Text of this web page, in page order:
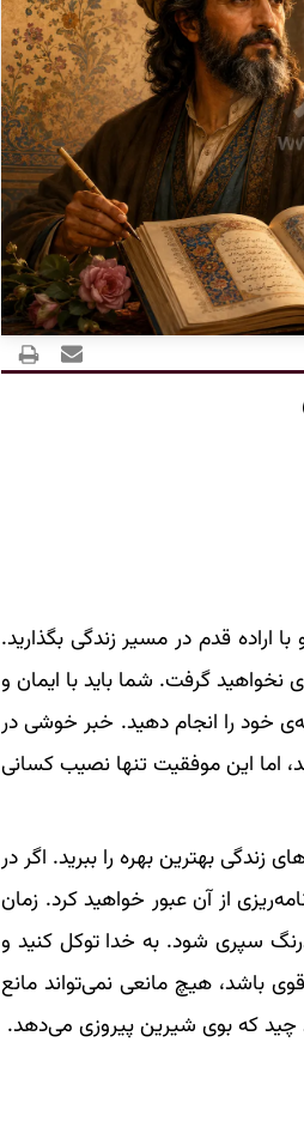
اراده‌ قدم در مسیر زندگی بگذارید.
نخواهید گرفت. شما باید با ایمان و
خود را انجام دهید. خبر خوشی در
اما این موفقیت تنها نصیب کسانی
زندگی بهترین بهره را ببرید. اگر در
از آن عبور خواهید کرد. زمان
سپری شود. به خدا توکل کنید و
باشد، هیچ مانعی نمی‌تواند مانع
چید که بوی شیرین پیروزی می‌دهد.